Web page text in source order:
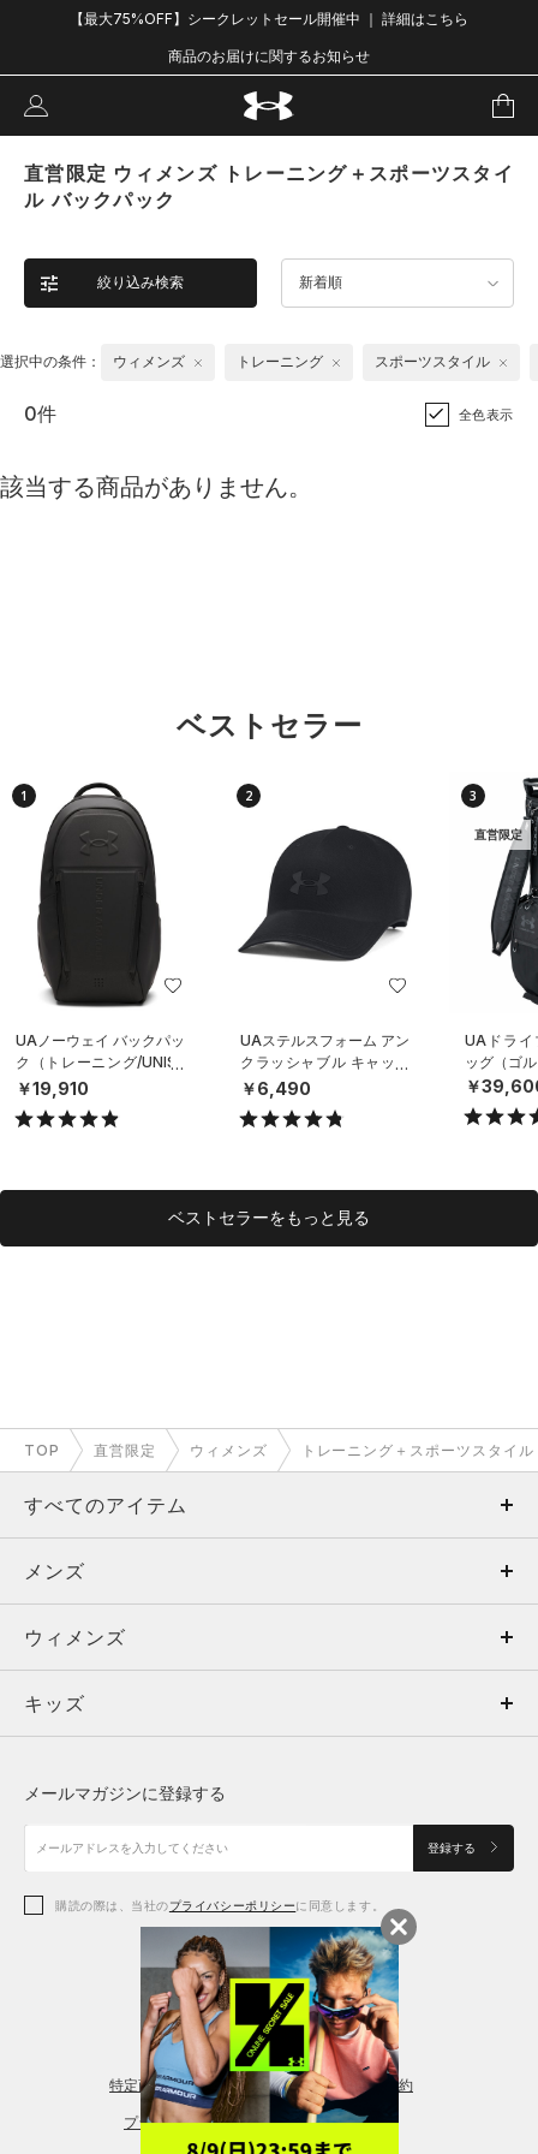
【最大75%OFF】シークレットセール開催中 ｜ 詳細はこちら
商品のお届けに関するお知らせ
直営限定 ウィメンズ トレーニング＋スポーツスタイ
ル バックパック
絞り込み検索 新着順
選択中の条件： ウィメンズ トレーニング スポーツスタイル
0件 全色表示
該当する商品がありません。
ベストセラー
1
UAノーウェイ バックパッ
ク（トレーニング/UNISE
X）
￥19,910
2
UAステルスフォーム アン
クラッシャブル キャップ
（ライフスタイル/UNISE
￥6,490
3
直営限定
UAドライ
ッグ（ゴ
￥
ベストセラーをもっと見る
TOP 直営限定 ウィメンズ トレーニング＋スポーツスタイル
すべてのアイテム
メンズ
ウィメンズ
キッズ
アクセサリー
メンズ
トップス
ボトムス
アクセサリー
ウィメンズ
トップス
シューズ
アクセサリー
レギンス＆タイツ
キッズ
シューズ
メールマガジンに登録する
登録する
購読の際は、当社のプライバシーポリシーに同意します。
特定商取引法に基づく通販の表記 会員規約
プライバシーポリシー